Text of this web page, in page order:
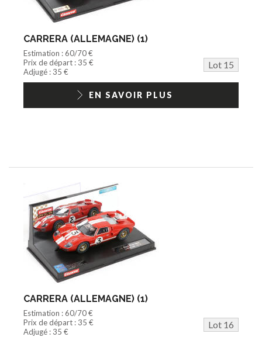
CARRERA (ALLEMAGNE) (1)
Estimation : 60/70 €
Prix de départ : 35 €
Lot 15
Adjugé : 35 €
EN SAVOIR PLUS
CARRERA (ALLEMAGNE) (1)
Estimation : 60/70 €
Prix de départ : 35 €
Lot 16
Adjugé : 35 €